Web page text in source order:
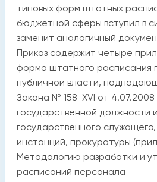
типовых форм штатных
бюджетной сферы вступил в
заменит аналогичный
Приказ содержит четыре
форма штатного расписания
публичной власти,
Закона № 158-XVI от 4.07.2008
государственной должности
государственного
инстанций, прокуратуры
Методологию разработки и
расписаний персонала